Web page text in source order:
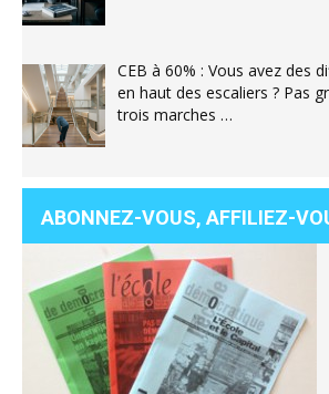
CEB à 60% : Vous avez des
en haut des escaliers ? Pas
trois marches …
ABONNEZ-VOUS, AFFILIEZ-